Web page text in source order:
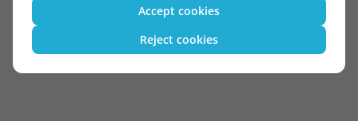
Accept cookies
Reject cookies